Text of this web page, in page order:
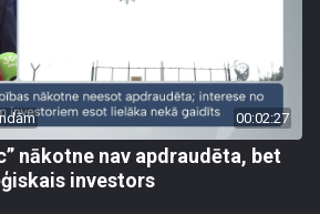
00:02:27
nākotne nav apdraudēta, bet
investors